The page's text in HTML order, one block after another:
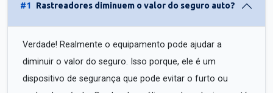
#1 Rastreadores diminuem o valor do seguro auto?
Verdade! Realmente o equipamento pode ajudar a
diminuir o valor do seguro. Isso porque, ele é um
dispositivo de segurança que pode evitar o furto ou